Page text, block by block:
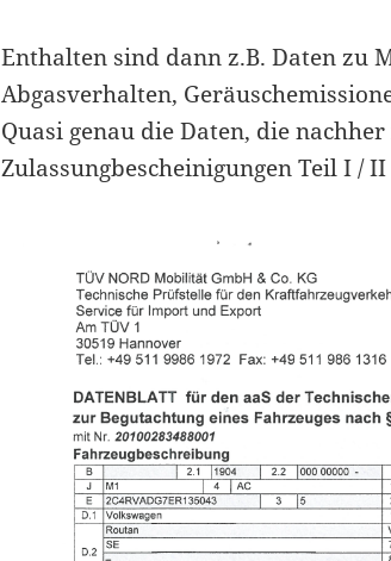
Enthalten sind dann z.B. Daten zu
Abgasverhalten,
Quasi genau die Daten, die
Zulassungbescheinigungen Teil I /